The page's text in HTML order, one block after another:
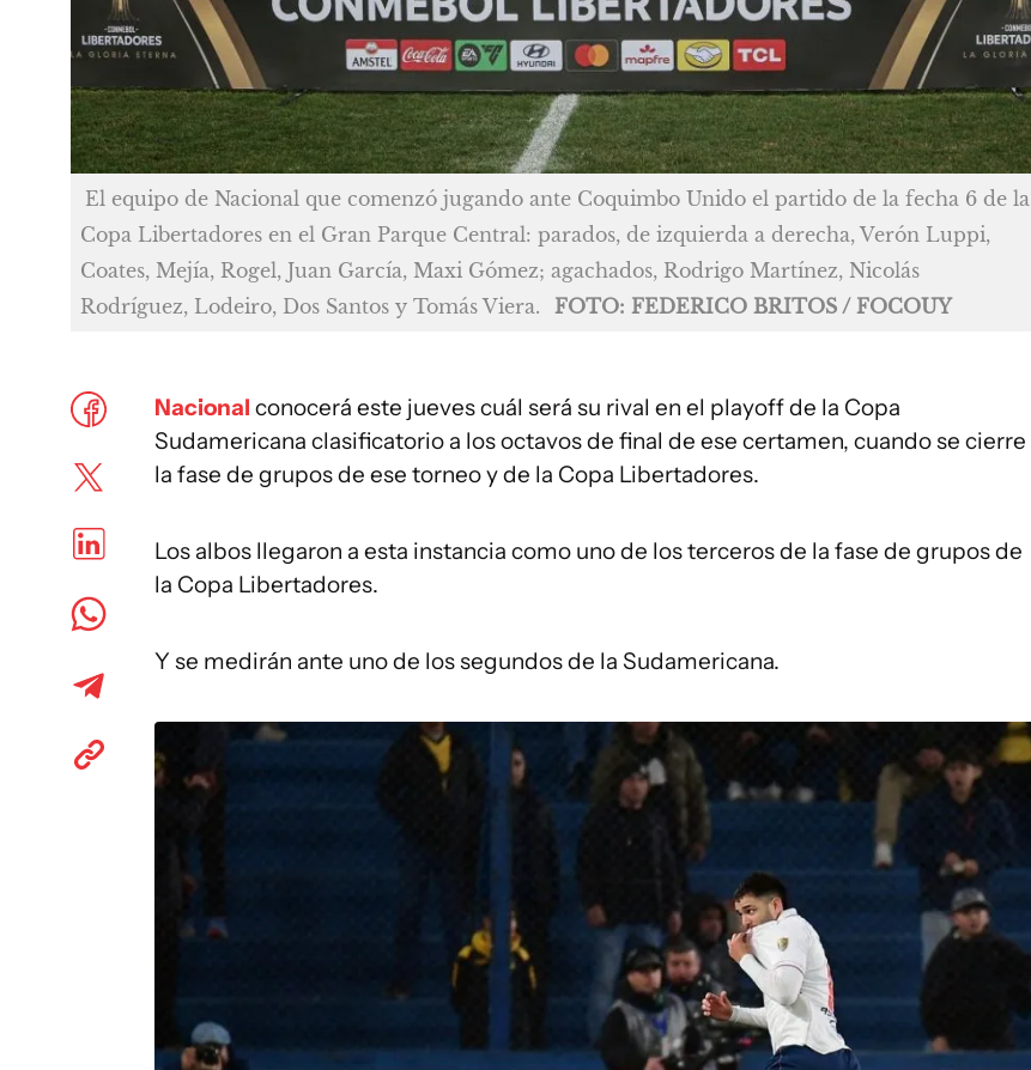
El equipo de Nacional que comenzó jugando ante Coquimbo Unido el partido de la fecha 6 de la
Copa Libertadores en el Gran Parque Central: parados, de izquierda a derecha, Verón Luppi,
Coates, Mejía, Rogel, Juan García, Maxi Gómez; agachados, Rodrigo Martínez, Nicolás
Rodríguez, Lodeiro, Dos Santos y Tomás Viera.
FOTO: FEDERICO BRITOS / FOCOUY
Nacional conocerá este jueves cuál será su rival en el playoff de la Copa
Sudamericana clasificatorio a los octavos de final de ese certamen, cuando se cierre
la fase de grupos de ese torneo y de la Copa Libertadores.
Los albos llegaron a esta instancia como uno de los terceros de la fase de grupos de
la Copa Libertadores.
Y se medirán ante uno de los segundos de la Sudamericana.